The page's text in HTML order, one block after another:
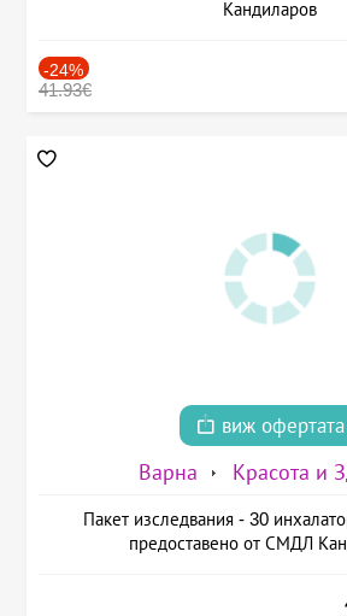
Кандиларов
-24%
41.93€
виж офертата
Варна Красота и
Пакет изследвания - 30
предоставено от СМДЛ